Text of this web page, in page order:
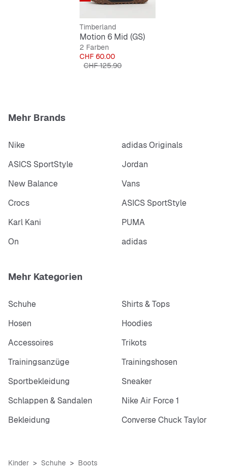
Timberland
Motion 6 Mid (GS)
2 Farben
Preis
CHF 60.00
Originalpreis
CHF 125.90
Mehr Brands
Nike
adidas Originals
ASICS SportStyle
Jordan
New Balance
Vans
Crocs
ASICS SportStyle
Karl Kani
PUMA
On
adidas
Mehr Kategorien
Schuhe
Shirts & Tops
Hosen
Hoodies
Accessoires
Trikots
Trainingsanzüge
Trainingshosen
Sportbekleidung
Sneaker
Schlappen & Sandalen
Nike Air Force 1
Bekleidung
Converse Chuck Taylor
Kinder Schuhe Boots